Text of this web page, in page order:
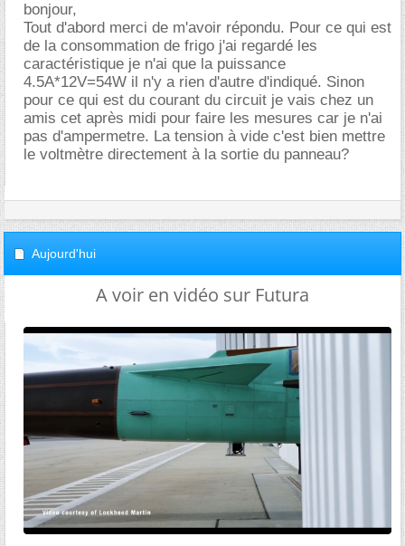
bonjour,
Tout d'abord merci de m'avoir répondu. Pour ce qui est
de la consommation de frigo j'ai regardé les
caractéristique je n'ai que la puissance
4.5A*12V=54W il n'y a rien d'autre d'indiqué. Sinon
pour ce qui est du courant du circuit je vais chez un
amis cet après midi pour faire les mesures car je n'ai
pas d'ampermetre. La tension à vide c'est bien mettre
le voltmètre directement à la sortie du panneau?
Aujourd'hui
A voir en vidéo sur Futura